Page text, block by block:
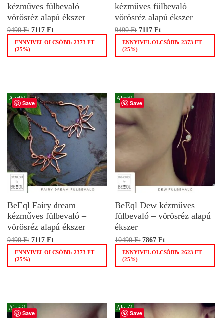
kézműves fülbevaló –
vörösréz alapú ékszer
9490Ft 7117 Ft
ENNYIVEL OLCSÓBB: 2373 FT
(25%)
kézműves fülbevaló –
vörösréz alapú ékszer
9490Ft 7117Ft
ENNYIVEL OLCSÓBB:2373FT
(25%)
Save
Akció!
BeEql Fairy dream
kézműves fülbevaló –
vörösréz alapú ékszer
9490Ft 7117 Ft
ENNYIVEL OLCSÓBB: 2373 FT
(25%)
Save
Akció!
BeEql Dew kézműves
fülbevaló – vörösréz alapú
ékszer
10490Ft 7867Ft
ENNYIVEL OLCSÓBB:2623FT
(25%)
Save
Akció!
Save
Akció!